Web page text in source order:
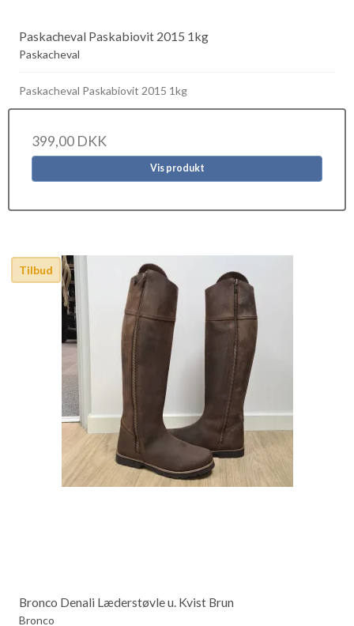
Paskacheval Paskabiovit 2015 1kg
Paskacheval
Paskacheval Paskabiovit 2015 1kg
399,00 DKK
Vis produkt
Tilbud
Bronco Denali Læderstøvle u. Kvist Brun
Bronco